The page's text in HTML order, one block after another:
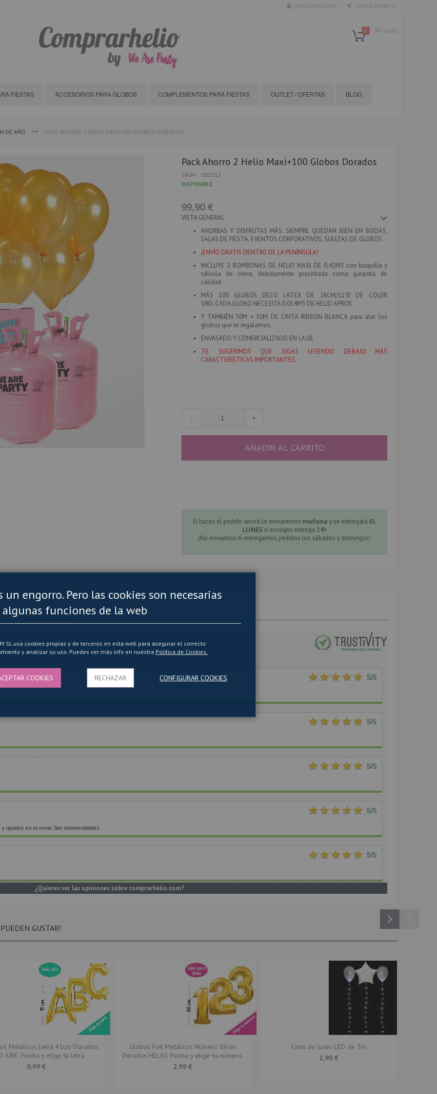
INICIAR SESIÓN
CREAR UNA CUENTA
Mi cesta
0
FIESTAS ACCESORIOS PARA GLOBOS COMPLEMENTOS PARA FIESTAS OUTLET / OFERTAS BLOG
DE AÑO PACK AHORRO 2 HELIO MAXI+100 GLOBOS DORADOS
Pack Ahorro 2 Helio Maxi+100 Globos Dorados
SKU
002015
DISPONIBLE
99,90 €
VISTA GENERAL
AHORRAS Y DISFRUTAS MÁS. SIEMPRE QUEDAN BIEN EN BODAS,
SALAS DE FIESTA, EVENTOS CORPORATIVOS, SUELTAS DE GLOBOS.
¡ENVÍO GRATIS DENTRO DE LA PENÍNSULA!
INCLUYE 2 BOMBONAS DE HELIO MAXI DE 0,42M3 con boquilla y
válvula de cierre, debidamente precintada como garantía de
calidad.
MÁS 100 GLOBOS DECO LÁTEX DE 28CM/11"Ø DE COLOR
ORO. CADA GLOBO NECESITA 0,014M3 DE HELIO APROX.
Y TAMBIÉN 50M + 50M DE CINTA RIBBON BLANCA para atar los
globos que te regalamos.
ENVASADO Y COMERCIALIZADO EN LA UE
TE SUGERIMOS QUE SIGAS LEYENDO DEBAJO MÁS
CARACTERÍSTICAS IMPORTANTES.
- +
AÑADIR AL CARRITO
Si haces el pedido ahora lo enviaremos mañana y se entregará EL
LUNESsi escoges entrega 24h
¡No enviamos ni entregamos pedidos los sábados y domingos!
OPINIONES
5/5
5/5
5/5
5/5
y rapidez en el envío. Son recomendables
5/5
¿Quieres ver las opiniones sobre comprarhelio.com?
AQUÍ PUEDES LEER MÁS DETALLES2
GUSTAR!
Metálicos Letra 41cm Dorados.
AIRE. Pincha y elige tu letra.
0,99 €
Globos Foil Metálicos Número 86cm
Dorados HELIO. Pincha y elige tu número.
2,99 €
Cinta de luces LED de 3m
1,90 €
un engorro. Pero las cookies son necesarias
algunas funciones de la web
SL usa cookies propias y de terceros en esta web para asegurar el correcto
y analizar su uso. Puedes ver más info en nuestra Politica de Cookies.
COOKIES RECHAZAR CONFIGURAR COOKIES